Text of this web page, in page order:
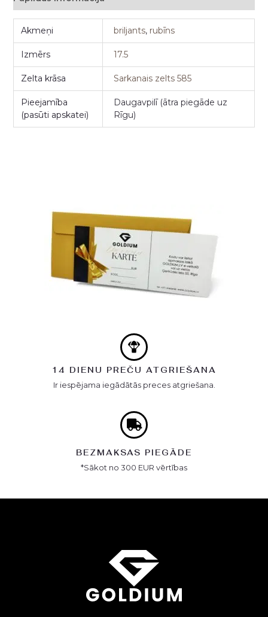
Akmeņi briljants, rubīns
Izmērs 17.5
Zelta krāsa Sarkanais zelts 585
Pieejamība
(pasūti apskatei)
Daugavpilī (ātra piegāde uz
Rīgu)
14 DIENU PREČU ATGRIEŠANA
Ir iespējama iegādātās preces atgriešana.
BEZMAKSAS PIEGĀDE
*Sākot no 300 EUR vērtības